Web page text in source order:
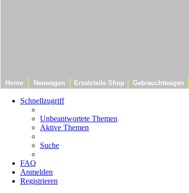
Home Neuwagen Ersatzteile Shop Gebrauchtwagen
Schnellzugriff
Unbeantwortete Themen
Aktive Themen
Suche
FAQ
Anmelden
Registrieren